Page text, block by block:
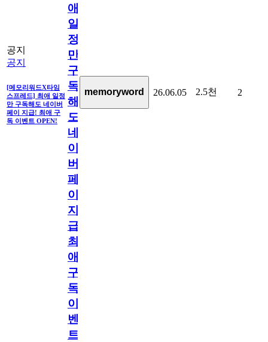
공지
공지
[메모리워드X타임
스프레드] 최애 일정
만 구독해도 네이버
페이 지급! 최애 구
독 이벤트 OPEN!
애
일
정
만
구
독
해
도
네
이
버
페
이
지
급!
최
애
구
독
이
벤
트
memoryword 26.06.05 2.5천 2